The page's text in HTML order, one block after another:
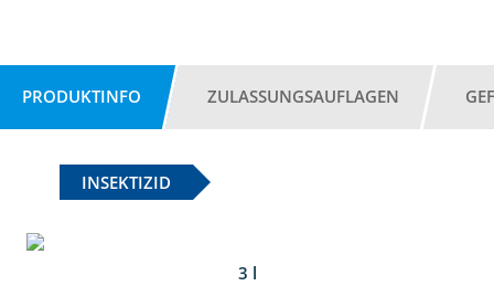
PRODUKTINFO ZULASSUNGSAUFLAGEN
INSEKTIZID
3 l